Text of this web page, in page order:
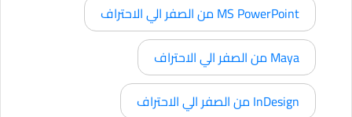
MS PowerPoint من الصفر الي الاحتراف
Maya من الصفر الي الاحتراف
InDesign من الصفر الي الاحتراف